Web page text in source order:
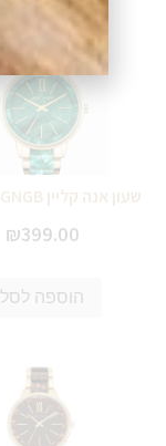
שעון אנה קליין AK1412GNGB
₪399.00
הוספה לסל